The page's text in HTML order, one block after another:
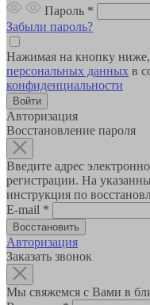
Пароль *
Забыли пароль?
Нажимая на кнопку
персональных данных в
конфиденциальности
Авторизация
Восстановление пароля
Введите адрес
регистрации. На
инструкция по
E-mail *
Авторизация
Заказать звонок
Мы свяжемся с Вами в